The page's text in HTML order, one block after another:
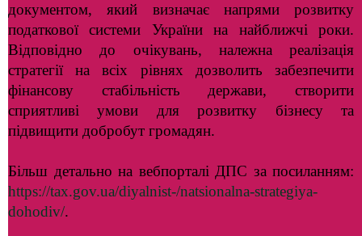
документом, який визначає напрями розвитку
податкової системи України на найближчі роки.
Відповідно до очікувань, належна реалізація
стратегії на всіх рівнях дозволить забезпечити
фінансову стабільність держави, створити
сприятливі умови для розвитку бізнесу та
підвищити добробут громадян.
Більш детально на вебпорталі ДПС за посиланням:
https://tax.gov.ua/diyalnist-/natsionalna-strategiya-
dohodiv/.